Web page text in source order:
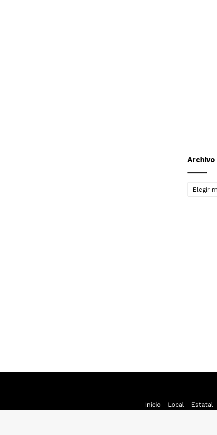
Archivo
Archivo
Inicio Local Estatal